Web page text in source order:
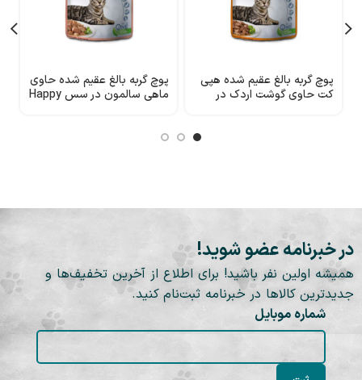
پوچ گربه بالغ عقیم شده هپی
کت حاوی گوشت اردک در
پوچ گربه بالغ عقیم شده حاوی
ماهی سالمون در سس Happy
در خبرنامه عضو شوید!
همیشه اولین نفر باشید! برای اطلاع از آخرین تخفیف‌ها و
جدیدترین کالاها در خبرنامه ثبت‌نام کنید.
شماره موبایل